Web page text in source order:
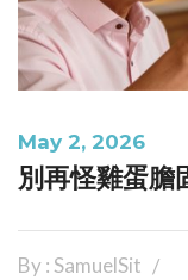
May 2, 2026
別再怪雞蛋膽
By : SamuelSit